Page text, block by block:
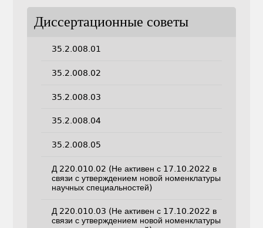
Диссертационные советы
35.2.008.01
35.2.008.02
35.2.008.03
35.2.008.04
35.2.008.05
Д 220.010.02 (Не активен с 17.10.2022 в
связи с утверждением новой номенклатуры
научных специальностей)
Д 220.010.03 (Не активен с 17.10.2022 в
связи с утверждением новой номенклатуры